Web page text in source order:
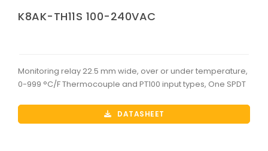
K8AK-TH11S 100-240VAC
Monitoring relay 22.5 mm wide, over or under temperature,
0-999 °C/F Thermocouple and PT100 input types, One SPDT
DATASHEET